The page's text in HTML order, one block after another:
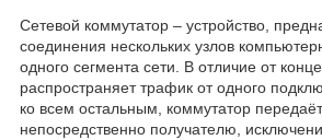
Сетевой коммутатор – устройство,
соединения нескольких узлов
одного сегмента сети. В отличие от
распространяет трафик от одного
ко всем остальным, коммутатор
непосредственно получателю,